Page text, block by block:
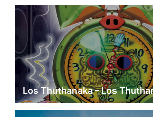
Los Thuthanaka – Los